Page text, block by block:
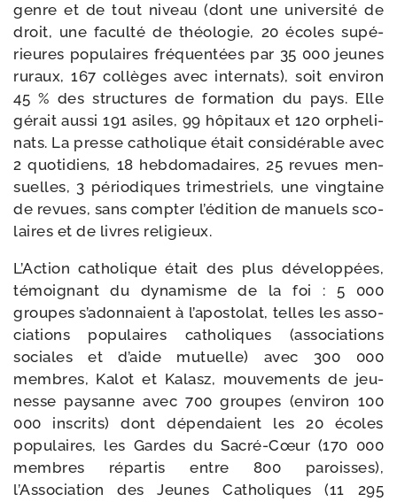
genre et de tout niveau (dont une uni­ver­si­té de
droit, une facul­té de théo­lo­gie, 20 écoles supé­
rieures popu­laires fré­quen­tées par 35 000 jeunes
ruraux, 167 col­lèges avec inter­nats), soit envi­ron
45 % des struc­tures de for­ma­tion du pays. Elle
gérait aus­si 191 asiles, 99 hôpi­taux et 120 orphe­li­
nats. La presse catho­lique était consi­dé­rable avec
2 quo­ti­diens, 18 heb­do­ma­daires, 25 revues men­
suelles, 3 pério­diques tri­mes­triels, une ving­taine
de revues, sans comp­ter l’é­di­tion de manuels sco­
laires et de livres religieux.
L’Action catho­lique était des plus déve­lop­pées,
témoi­gnant du dyna­misme de la foi : 5 000
groupes s’a­don­naient à l’a­pos­to­lat, telles les asso­
cia­tions popu­laires catho­liques (asso­cia­tions
sociales et d’aide mutuelle) avec 300 000
membres, Kalot et Kalasz, mou­ve­ments de jeu­
nesse pay­sanne avec 700 groupes (envi­ron 100
000 ins­crits) dont dépen­daient les 20 écoles
popu­laires, les Gardes du Sacré-​Cœur (170 000
membres répar­tis entre 800 paroisses),
l’Association des Jeunes Catholiques (11 295